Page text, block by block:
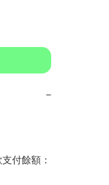
−
付餘額：